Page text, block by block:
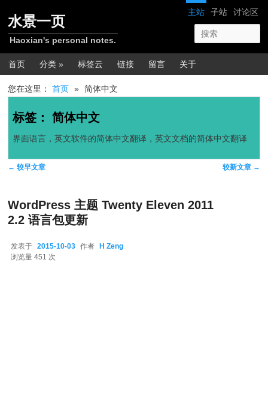
网站导航
主站 子站 讨论区
水景一页
Haoxian's personal notes.
主菜单
首页 分类 » 标签云 链接 留言 关于
您在这里：首页 » 简体中文
标签：简体中文
界面语言，英文软件的简体中文翻译，英文文档的简体中文翻译
文章导航
← 较早文章 较新文章 →
WordPress 主题 Twenty Eleven 2011
2.2 语言包更新
发表于 2015-10-03 作者 H Zeng
浏览量 451 次